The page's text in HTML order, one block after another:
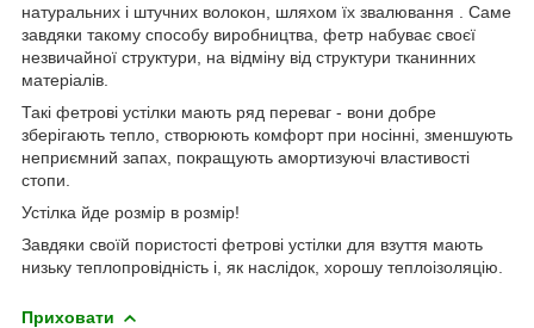
натуральних і штучних волокон, шляхом їх звалювання . Саме
завдяки такому способу виробництва, фетр набуває своєї
незвичайної структури, на відміну від структури тканинних
матеріалів.
Такі фетрові устілки мають ряд переваг - вони добре
зберігають тепло, створюють комфорт при носінні, зменшують
неприємний запах, покращують амортизуючі властивості
стопи.
Устілка йде розмір в розмір!
Завдяки своїй пористості фетрові устілки для взуття мають
низьку теплопровідність і, як наслідок, хорошу теплоізоляцію.
Приховати